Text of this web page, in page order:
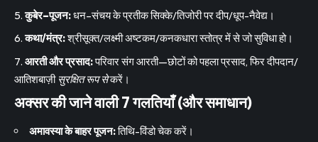
कुबेर–पूजन:धन–संचय के प्रतीक सिक्के/तिजोरी पर दीप/धूप-नैवेद्य।
कथा/मंत्र:श्रीसूक्त/लक्ष्मी अष्टकम/कनकधारा स्तोत्र में से जो सुविधा हो।
आरती और प्रसाद:परिवार संग आरती—छोटों को पहला प्रसाद, फिर दीपदान/
आतिशबाज़ी सुरक्षित रूप सेकरें।
अक्सर की जाने वाली 7 गलतियाँ (और समाधान)
अमावस्या के बाहर पूजन:तिथि-विंडो चेक करें।